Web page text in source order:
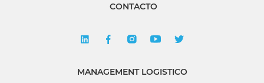
CONTACTO
MANAGEMENT LOGISTICO